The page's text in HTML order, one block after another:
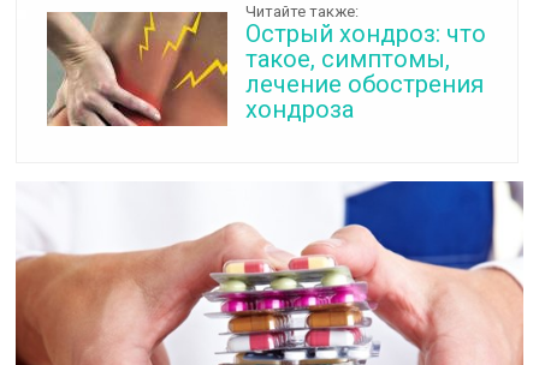
Читайте также:
Острый хондроз: что
такое, симптомы,
лечение обострения
хондроза